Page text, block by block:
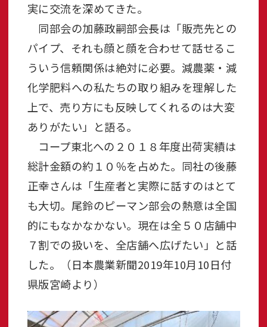
実に交流を深めてきた。
同部会の加藤政嗣部会長は「販売先との
パイプ、それも顔と顔を合わせて話せるこ
ういう信頼関係は絶対に必要。減農薬・減
化学肥料への私たちの取り組みを理解した
上で、売り方にも反映してくれるのは大変
ありがたい」と語る。
コープ東北への２０１８年度出荷実績は
総計金額の約１０％を占めた。同社の後藤
正幸さんは「生産者と実際に話すのはとて
も大切。尾鈴のピーマン部会の熱意は全国
的にもなかなかない。現在は全５０店舗中
７割での扱いを、全店舗へ広げたい」と話
した。（日本農業新聞2019年10月10日付
県版宮崎より）